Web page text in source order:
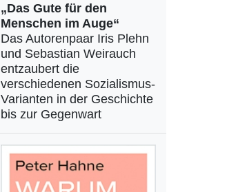
„Das Gute für den
Menschen im Auge“
Das Autorenpaar Iris Plehn
und Sebastian Weirauch
entzaubert die
verschiedenen Sozialismus-
Varianten in der Geschichte
bis zur Gegenwart